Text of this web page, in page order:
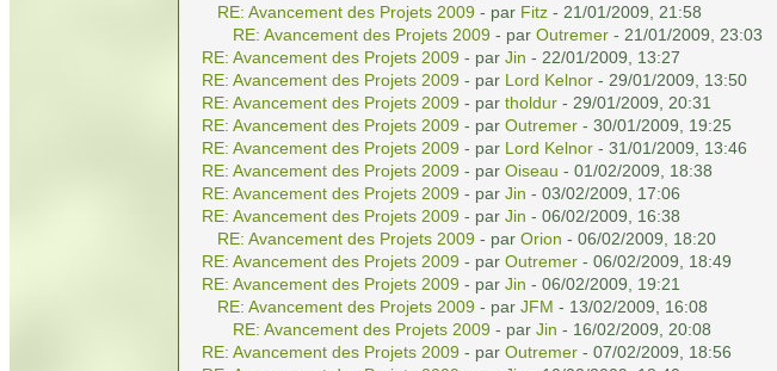
RE: Avancement des Projets 2009 - par Fitz- 21/01/2009, 21:58
RE: Avancement des Projets 2009 - par Outremer- 21/01/2009, 23:03
RE: Avancement des Projets 2009 - par Jin - 22/01/2009, 13:27
RE: Avancement des Projets 2009 - par Lord Kelnor- 29/01/2009, 13:50
RE: Avancement des Projets 2009 - par tholdur- 29/01/2009, 20:31
RE: Avancement des Projets 2009 - par Outremer- 30/01/2009, 19:25
RE: Avancement des Projets 2009 - par Lord Kelnor- 31/01/2009, 13:46
RE: Avancement des Projets 2009 - par Oiseau - 01/02/2009, 18:38
RE: Avancement des Projets 2009 - par Jin - 03/02/2009, 17:06
RE: Avancement des Projets 2009 - par Jin - 06/02/2009, 16:38
RE: Avancement des Projets 2009 - par Orion - 06/02/2009, 18:20
RE: Avancement des Projets 2009 - par Outremer- 06/02/2009, 18:49
RE: Avancement des Projets 2009 - par Jin - 06/02/2009, 19:21
RE: Avancement des Projets 2009 - par JFM - 13/02/2009, 16:08
RE: Avancement des Projets 2009 - par Jin - 16/02/2009, 20:08
RE: Avancement des Projets 2009 - par Outremer- 07/02/2009, 18:56